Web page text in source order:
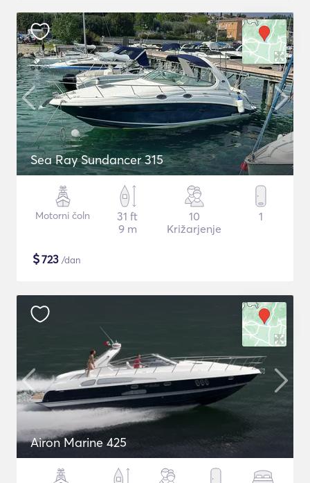
Sea Ray Sundancer 315
Motorni čoln
31 ft
9 m
10
Križarjenje
1
$723 /dan
Airon Marine 425